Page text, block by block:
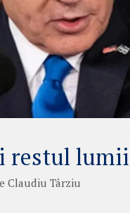
restul lumii
Claudiu Târziu